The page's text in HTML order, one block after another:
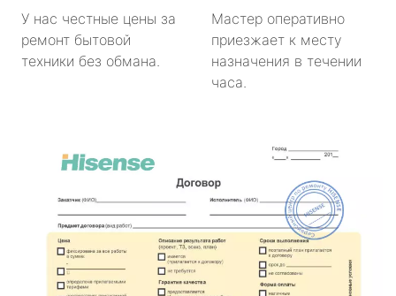
У нас честные цены за
ремонт бытовой
техники без обмана.
Мастер оперативно
приезжает к месту
назначения в течении
часа.